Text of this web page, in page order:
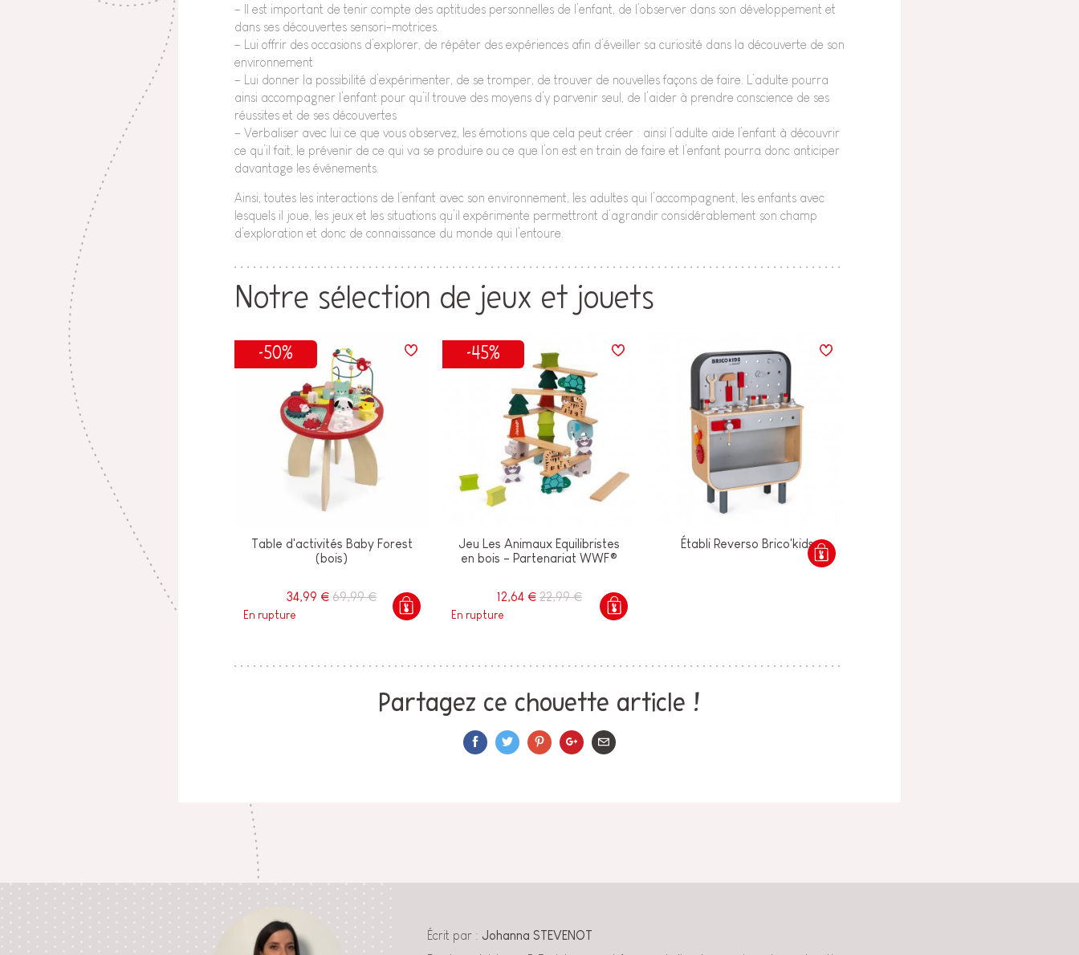
– Il est important de tenir compte des aptitudes personnelles de l’enfant, de l’observer dans son développement et
dans ses découvertes sensori-motrices.
– Lui offrir des occasions d’explorer, de répéter des expériences afin d’éveiller sa curiosité dans la découverte de son
environnement
– Lui donner la possibilité d’expérimenter, de se tromper, de trouver de nouvelles façons de faire. L’adulte pourra
ainsi accompagner l’enfant pour qu’il trouve des moyens d’y parvenir seul, de l’aider à prendre conscience de ses
réussites et de ses découvertes
– Verbaliser avec lui ce que vous observez, les émotions que cela peut créer : ainsi l’adulte aide l’enfant à découvrir
ce qu’il fait, le prévenir de ce qui va se produire ou ce que l’on est en train de faire et l’enfant pourra donc anticiper
davantage les événements.
Ainsi, toutes les interactions de l’enfant avec son environnement, les adultes qui l’accompagnent, les enfants avec
lesquels il joue, les jeux et les situations qu’il expérimente permettront d’agrandir considérablement son champ
d’exploration et donc de connaissance du monde qui l’entoure.
Notre sélection de jeux et jouets
-50%
Table d'activités Baby Forest
(bois)
34,99 € 69,99 €
En rupture
-45%
Jeu Les Animaux Equilibristes
en bois - Partenariat WWF®
12,64 € 22,99 €
En rupture
Établi Reverso Brico'kids
Partagez ce chouette article !
Écrit par : Johanna STEVENOT